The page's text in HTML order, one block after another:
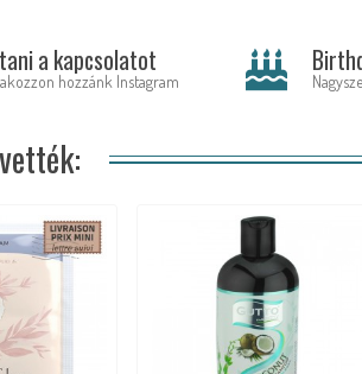
a kapcsolatot
hozzánk Instagram